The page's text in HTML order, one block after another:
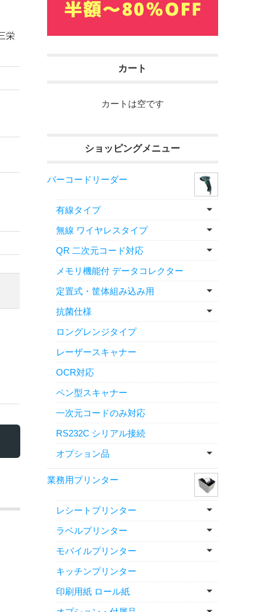
栄
カート
カートは空です
ショッピングメニュー
バーコードリーダー
有線タイプ
無線 ワイヤレスタイプ
QR 二次元コード対応
メモリ機能付 データコレクター
定置式・筐体組み込み用
抗菌仕様
ロングレンジタイプ
レーザースキャナー
OCR対応
ペン型スキャナー
一次元コードのみ対応
RS232C シリアル接続
オプション品
業務用プリンター
レシートプリンター
ラベルプリンター
モバイルプリンター
キッチンプリンター
印刷用紙 ロール紙